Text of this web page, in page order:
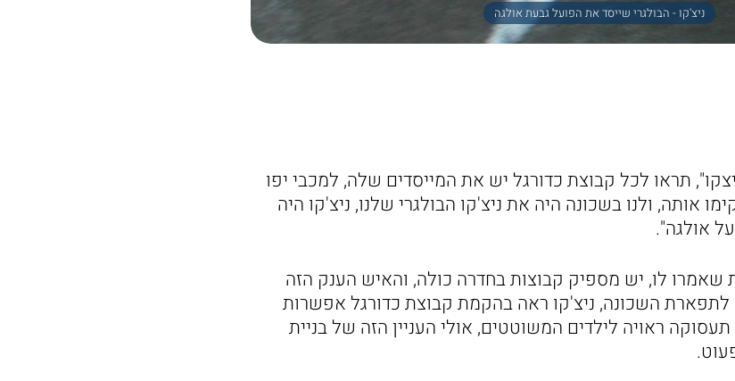
ניצ'קו - הבולגרי שייסד את הפועל גבעת אולגה
תראו לכל קבוצת כדורגל יש את המייסדים שלה, למכבי יפו
אותה, ולנו בשכונה היה את ניצ'קו הבולגרי שלנו, ניצ'קו היה
אולגה".
לו, יש מספיק קבוצות בחדרה כולה, והאיש הענק הזה
השכונה, ניצ'קו ראה בהקמת קבוצת כדורגל אפשרות
ראויה לילדים המשוטטים, אולי העניין הזה של בניית